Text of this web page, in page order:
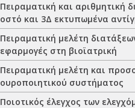
Πειραματική και
οστό και 3Δ εκτυπωμένα
Πειραματική μελέτη
εφαρμογές στη βιοϊατρική
Πειραματική μελέτη και
ουροποιητικού συστήματος
Ποιοτικός έλεγχος των